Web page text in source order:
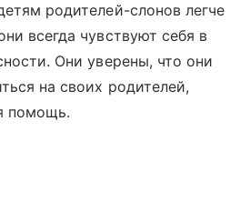
родителей-слонов легче
всегда чувствуют себя в
Они уверены, что они
на своих родителей,
помощь.